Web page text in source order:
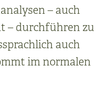
– auch
– durchführen zu
auch
im normalen